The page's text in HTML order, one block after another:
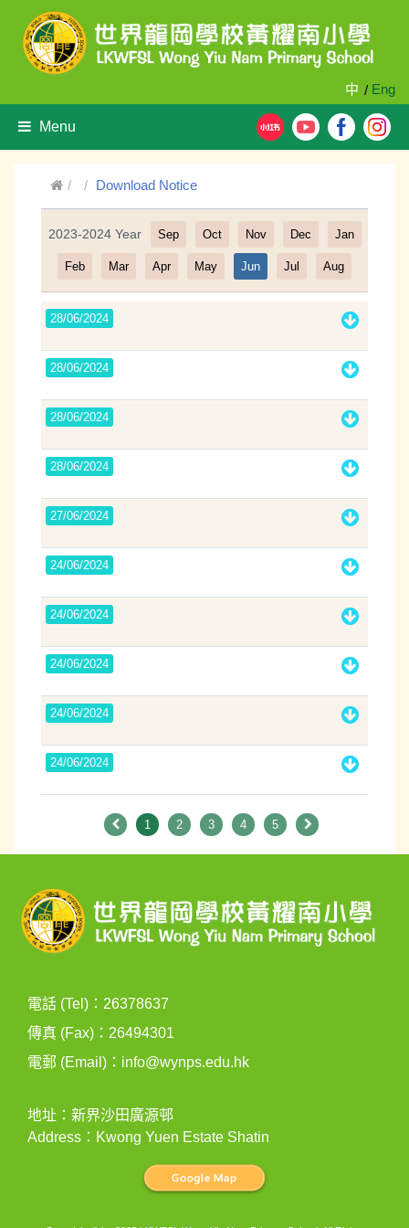
中 / Eng
Menu
Download Notice
Filter
2023-2024 Year Sep Oct Nov Dec Jan
Feb Mar Apr May Jun Jul Aug
28/06/2024
28/06/2024
28/06/2024
28/06/2024
27/06/2024
24/06/2024
24/06/2024
24/06/2024
24/06/2024
24/06/2024
1 2 3 4 5
電話 (Tel)：26378637
傳真 (Fax)：26494301
電郵 (Email)： info@wynps.edu.hk
地址：新界沙田廣源邨
Address：Kwong Yuen Estate Shatin